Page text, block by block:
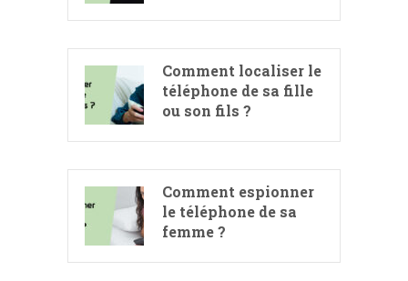
Comment localiser le
téléphone de sa fille
ou son fils ?
Comment espionner
le téléphone de sa
femme ?